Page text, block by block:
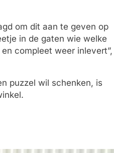
om dit aan te geven op
in de gaten wie welke
compleet weer inlevert”,
puzzel wil schenken, is